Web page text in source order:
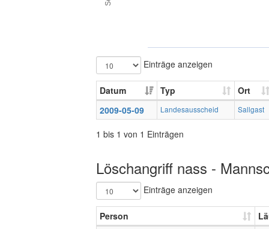
Einträge anzeigen
Datum Typ
Ort
2009-05-09
Landesausscheid Sallgast
1 bis 1 von 1 Einträgen
Löschangriff nass -
Einträge anzeigen
Person